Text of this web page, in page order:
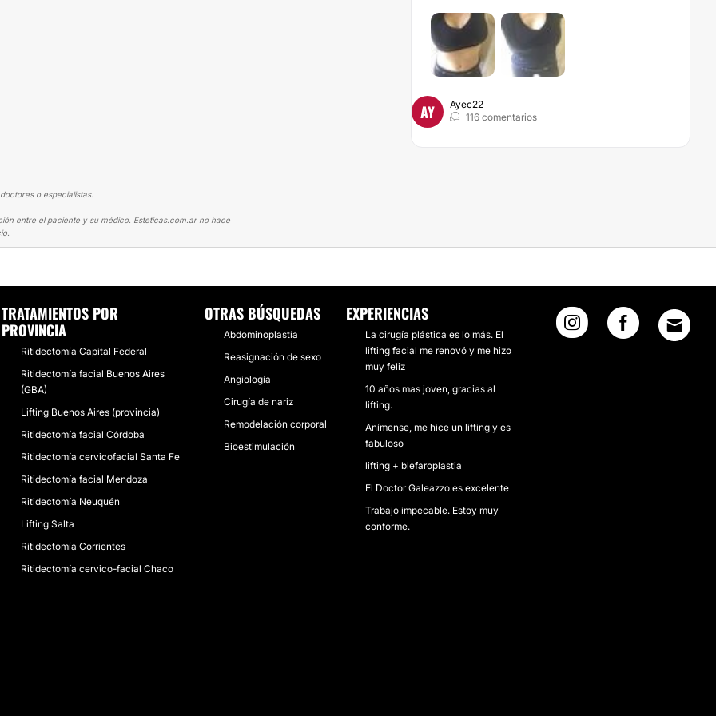
AY
Ayec22
116 comentarios
o especialistas.
entre el paciente y su médico. Esteticas.com.ar no hace
+ BLEFAROPLASTIA
TRATAMIENTOS POR
PROVINCIA
Ritidectomía Capital Federal
Ritidectomía facial Buenos Aires
(GBA)
Lifting Buenos Aires (provincia)
Ritidectomía facial Córdoba
Ritidectomía cervicofacial Santa Fe
Ritidectomía facial Mendoza
Ritidectomía Neuquén
Lifting Salta
Ritidectomía Corrientes
Ritidectomía cervico-facial Chaco
OTRAS BÚSQUEDAS
Abdominoplastía
Reasignación de sexo
Angiología
Cirugía de nariz
Remodelación corporal
Bioestimulación
EXPERIENCIAS
La cirugía plástica es lo más. El
lifting facial me renovó y me hizo
muy feliz
10 años mas joven, gracias al
lifting.
Anímense, me hice un lifting y es
fabuloso
lifting + blefaroplastia
El Doctor Galeazzo es excelente
Trabajo impecable. Estoy muy
conforme.